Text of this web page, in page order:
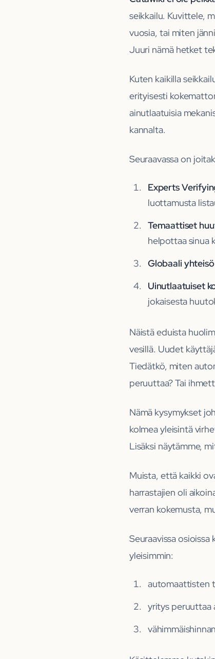
seikkailu. Kuvittele,
vuosia, tai miten
Juuri nämä hetket
Kuten kaikilla
erityisesti
ainutlaatuisia
kannalta.
Seuraavassa on
Experts
luottamusta
Temaattiset
helpottaa sinua
Globaali yhteisö
Uinutlaatuiset
jokaisesta
Näistä eduista
vesillä. Uudet
Tiedätkö, miten
peruuttaa? Tai
Nämä kysymykset
kolmea yleisintä
Lisäksi näytämme,
Muista, että kaikki
harrastajien oli
verran kokemusta,
Seuraavissa
yleisimmin:
automaattisten
yritys peruuttaa